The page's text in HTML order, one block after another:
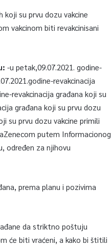
koji su prvu dozu vakcine
vakcinom biti revakcinisani
-u petak,09.07.2021. godine-
revakcinacija
revakcinacija građana koji su
građana koji su prvu dozu
su prvu dozu vakcine primili
putem Informacionog
određen za njihovu
prema planu i pozivima
da striktno poštuju
će biti vraćeni, a kako bi štitili